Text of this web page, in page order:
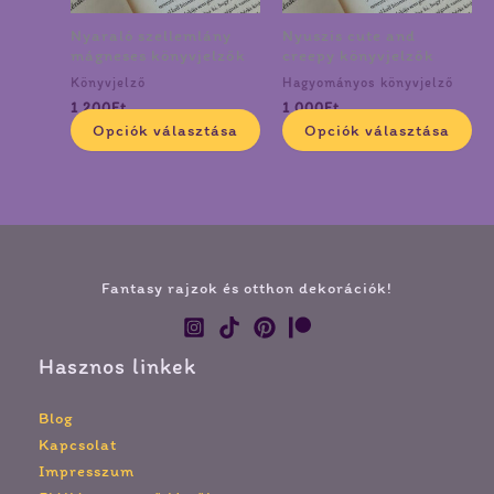
Nyaraló szellemlány
mágneses könyvjelzők
Könyvjelző
1 200Ft
Opciók választása
termékoldalon
választhatók
ki
Nyuszis cute and
creepy könyvjelzők
Hagyományos könyvjelző
1 000Ft
Opciók választása
ki
Fantasy rajzok és otthon dekorációk!
Hasznos linkek
Blog
Kapcsolat
Impresszum